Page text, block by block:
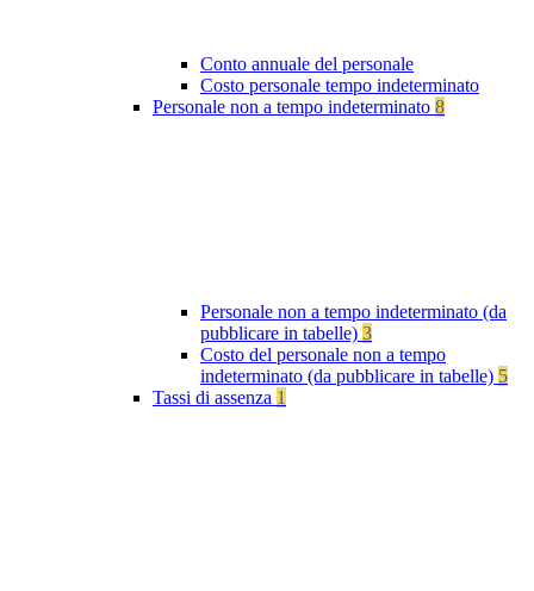
Conto annuale del personale
Costo personale tempo indeterminato
Personale non a tempo indeterminato 8
Personale non a tempo indeterminato (da
pubblicare in tabelle) 3
Costo del personale non a tempo
indeterminato (da pubblicare in tabelle) 5
Tassi di assenza 1